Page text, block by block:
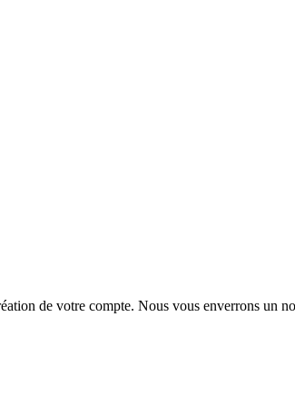
de votre compte. Nous vous enverrons un